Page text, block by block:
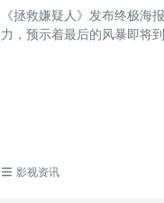
《拯救嫌疑人》发布终极
力，预示着最后的风暴即将
影视资讯